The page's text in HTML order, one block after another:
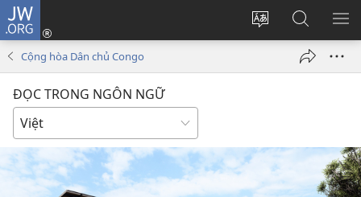
JW.ORG
Thay
Đăng
nhập
Tìm
kiếm
JW.ORG
Cộng hòa Dân chủ Congo
ĐỌC TRONG NGÔN NGỮ